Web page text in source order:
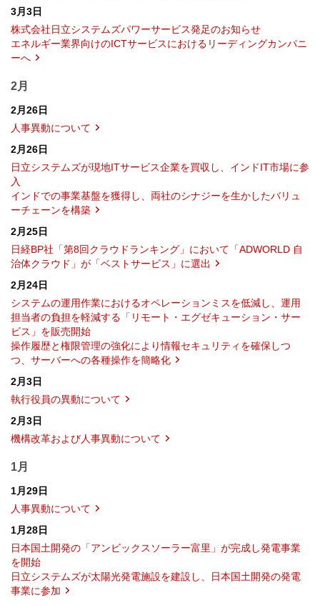
3月3日
株式会社日立システムズパワーサービス発足のお知らせ
エネルギー業界向けのICTサービスにおけるリーディングカンパニ
ーへ
2月
2月26日
人事異動について
2月26日
日立システムズが現地ITサービス企業を買収し、インドIT市場に参
入
インドでの事業基盤を獲得し、両社のシナジーを生かしたバリュ
ーチェーンを構築
2月25日
日経BP社「第8回クラウドランキング」において「ADWORLD 自
治体クラウド」が「ベストサービス」に選出
2月24日
システムの運用作業におけるオペレーションミスを低減し、運用
担当者の負担を軽減する「リモート・エグゼキューション・サー
ビス」を販売開始
操作履歴と権限管理の強化により情報セキュリティを確保しつ
つ、サーバーへの各種操作を簡略化
2月3日
執行役員の異動について
2月3日
機構改革および人事異動について
1月
1月29日
人事異動について
1月28日
日本国土開発の「アンビックスソーラー富里」が完成し発電事業
を開始
日立システムズが太陽光発電施設を建設し、日本国土開発の発電
事業に参加